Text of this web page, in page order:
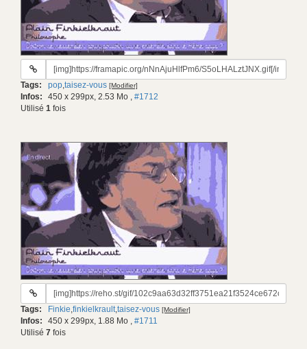
URL
gif:
Tags: pop,taisez-vous [Modifier]
Infos: 450 x 299px, 2.53 Mo , #1712
Utilisé 1 fois
URL
gif:
Tags: Finkie,finkielkrault,taisez-vous [Modifier]
Infos: 450 x 299px, 1.88 Mo , #1711
Utilisé 7 fois